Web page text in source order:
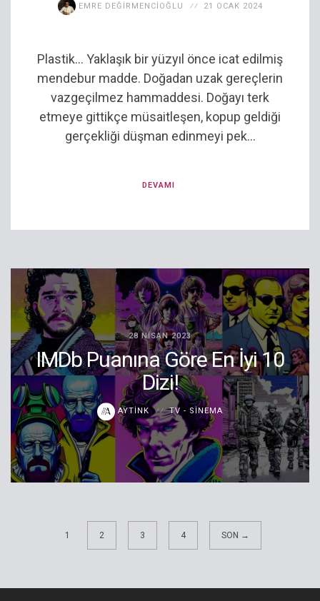
EMRE DEĞIRMENCIOĞLU 21 OCAK 2024
Plastik… Yaklaşık bir yüzyıl önce icat edilmiş
mendebur madde. Doğadan uzak gereçlerin
vazgeçilmez hammaddesi. Doğayı terk
etmeye gittikçe müsaitleşen, kopup geldiği
gerçekliği düşman edinmeyi pek...
DEVAMI
28 NISAN 2023
IMDb Puanına Göre En İyi 10
Dizi!
AYTINK TV - SINEMA
1 2 3 4 SON →